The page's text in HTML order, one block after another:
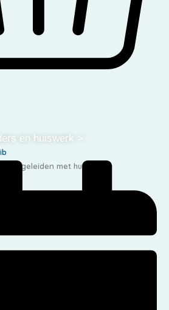
en huiswerk >
begeleiden met huiswerk